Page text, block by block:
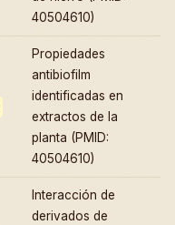
40504610)
Propiedades
antibiofilm
identificadas en
extractos de la
planta (PMID:
40504610)
Interacción de
derivados de